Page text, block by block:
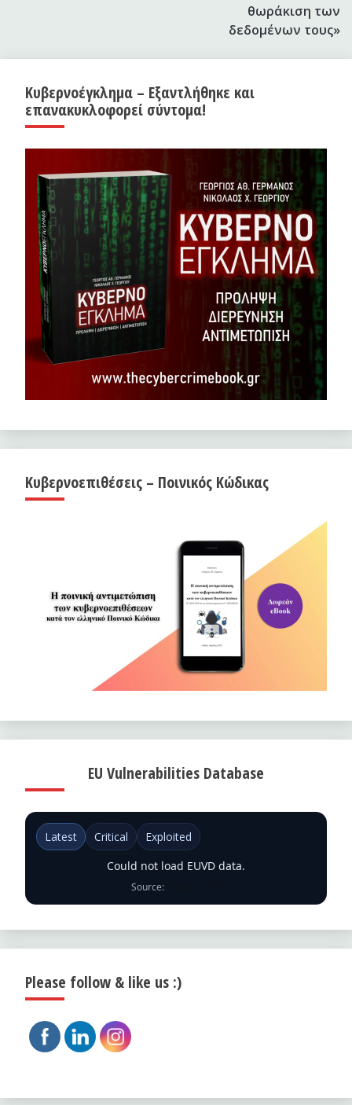
θωράκιση των
δεδομένων τους»
Κυβερνοέγκλημα – Εξαντλήθηκε και
επανακυκλοφορεί σύντομα!
Κυβερνοεπιθέσεις – Ποινικός Κώδικας
EU Vulnerabilities Database
Latest Critical
Exploited
Could not load EUVD data.
Source:
Please follow & like us :)